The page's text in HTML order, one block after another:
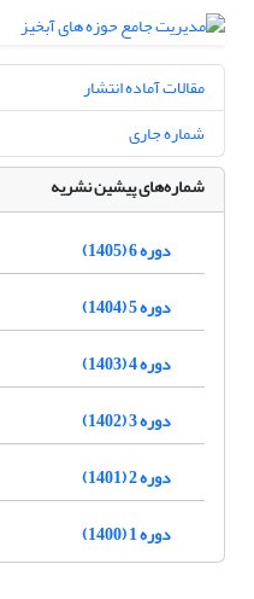
مقالات آماده انتشار
شماره جاری
شماره‌های پیشین نشریه
دوره 6 (1405)
دوره 5 (1404)
دوره 4 (1403)
دوره 3 (1402)
دوره 2 (1401)
دوره 1 (1400)